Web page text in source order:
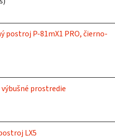
postroj P-81mX1 PRO, čierno-
prostredie
LX5